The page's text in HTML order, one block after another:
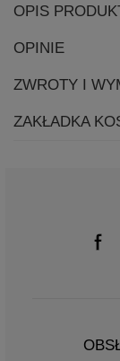
OPIS
OPINIE
ZWROTY I
ZAKŁADKA